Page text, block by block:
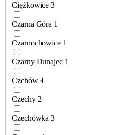
Ciężkowice 3
Czarna Góra 1
Czarnochowice 1
Czarny Dunajec 1
Czchów 4
Czechy 2
Czechówka 3